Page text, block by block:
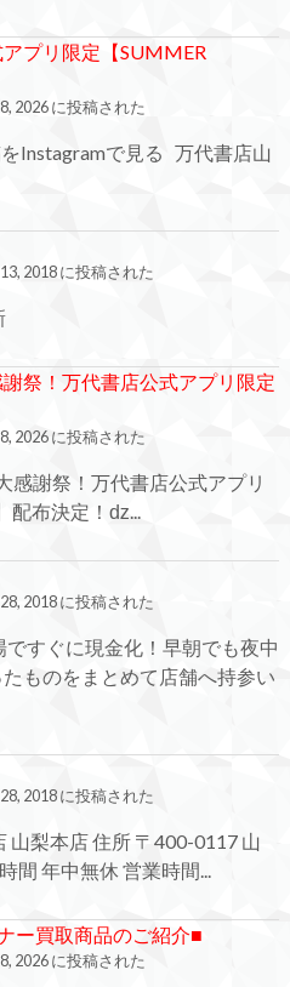
プリ限定【SUMMER
2026 に投稿された
Instagramで見る 万代書店山
2018 に投稿された
祭！万代書店公式アプリ限定
2026 に投稿された
謝祭！万代書店公式アプリ
配布決定！ǳ...
2018 に投稿された
ですぐに現金化！早朝でも夜中
ものをまとめて店舗へ持参い
2018 に投稿された
山梨本店 住所 〒400-0117 山
年中無休 営業時間...
ー買取商品のご紹介■
2026 に投稿された